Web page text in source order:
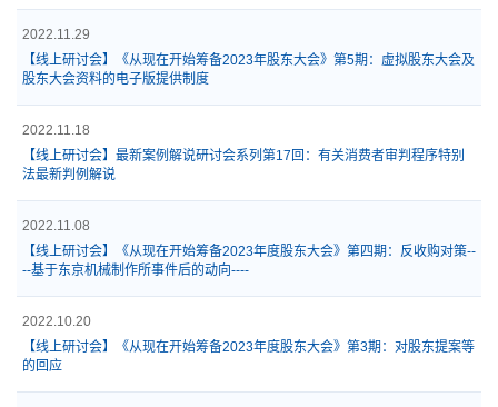
2022.11.29
【线上研讨会】《从现在开始筹备2023年股东大会》第5期：虚拟股东大会及
股东大会资料的电子版提供制度
2022.11.18
【线上研讨会】最新案例解说研讨会系列第17回：有关消费者审判程序特别
法最新判例解说
2022.11.08
【线上研讨会】《从现在开始筹备2023年度股东大会》第四期：反收购对策--
--基于东京机械制作所事件后的动向----
2022.10.20
【线上研讨会】《从现在开始筹备2023年度股东大会》第3期：对股东提案等
的回应